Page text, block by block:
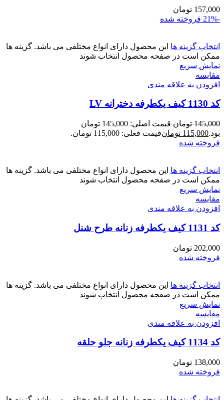
157,000 تومان
-21%
فروخته شده
انتخاب گزینه ها این محصول دارای انواع مختلفی می باشد. گزینه ها
ممکن است در صفحه محصول انتخاب شوند
نمایش سریع
مقايسه
افزودن به علاقه مندی
کد 1130 کیف یکطرفه دخترانه LV
145,000 تومان
قیمت اصلی: 145,000 تومان
بود.115,000 تومانقیمت فعلی: 115,000 تومان.
فروخته شده
انتخاب گزینه ها این محصول دارای انواع مختلفی می باشد. گزینه ها
ممکن است در صفحه محصول انتخاب شوند
نمایش سریع
مقايسه
افزودن به علاقه مندی
کد 1131 کیف یکطرفه زنانه طرح شنل
202,000 تومان
فروخته شده
انتخاب گزینه ها این محصول دارای انواع مختلفی می باشد. گزینه ها
ممکن است در صفحه محصول انتخاب شوند
نمایش سریع
مقايسه
افزودن به علاقه مندی
کد 1134 کیف یکطرفه زنانه جلو حلقه
138,000 تومان
فروخته شده